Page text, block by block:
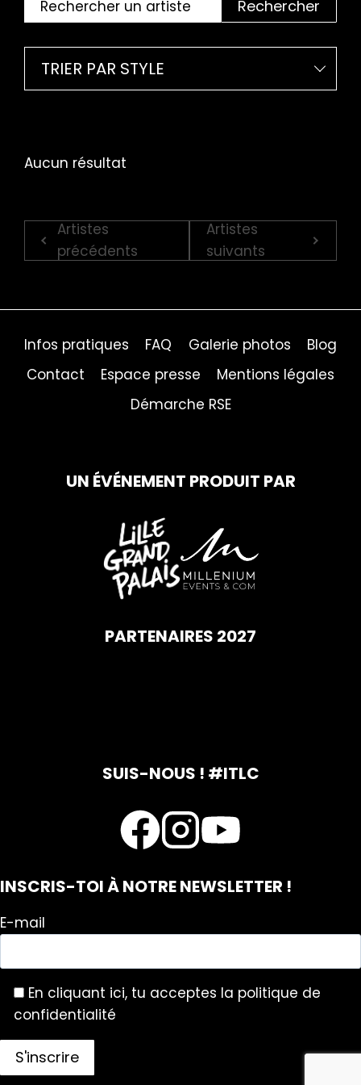
Rechercher
TRIER PAR STYLE
Aucun résultat
Artistes
précédents
Artistes
suivants
Infos pratiques FAQ Galerie photos
Blog
Contact
Espace presse
Mentions légales
Démarche RSE
UN ÉVÉNEMENT PRODUIT PAR
PARTENAIRES 2027
SUIS-NOUS ! #ITLC
INSCRIS-TOI À NOTRE NEWSLETTER !
E-mail
En cliquant ici, tu acceptes la politique de
confidentialité